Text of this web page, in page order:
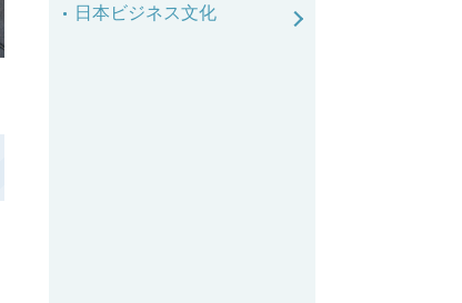
日本ビジネス文化